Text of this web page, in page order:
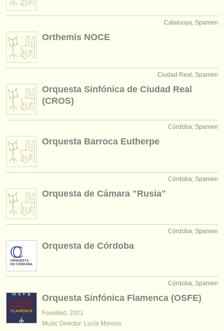
Catalunya, Spanien
Orthemis NOCE
Ciudad Real, Spanien
Orquesta Sinfónica de Ciudad Real
(CROS)
Córdoba, Spanien
Orquesta Barroca Eutherpe
Córdoba, Spanien
Orquesta de Cámara "Rusia"
Córdoba, Spanien
Orquesta de Córdoba
Córdoba, Spanien
Orquesta Sinfónica Flamenca (OSFE)
Founded: 2021
Music Director: Lucía Moreno